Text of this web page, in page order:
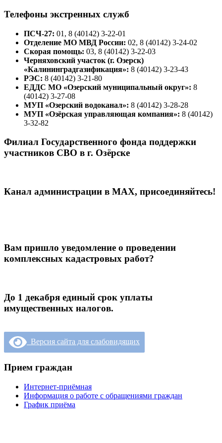
Телефоны экстренных служб
ПСЧ-27: 01, 8 (40142) 3-22-01
Отделение МО МВД России: 02, 8 (40142) 3-24-02
Скорая помощь: 03, 8 (40142) 3-22-03
Черняховский участок (г. Озерск)
«Калининградгазификация»: 8 (40142) 3-23-43
РЭС: 8 (40142) 3-21-80
ЕДДС МО «Озерский муниципальный округ»: 8
(40142) 3-27-08
МУП «Озерский водоканал»: 8 (40142) 3-28-28
МУП «Озёрская управляющая компания»: 8 (40142)
3-32-82
Филиал Государственного фонда поддержки
участников СВО в г. Озёрске
Канал администрации в МАХ, присоединяйтесь!
Вам пришло уведомление о проведении
комплексных кадастровых работ?
До 1 декабря единый срок уплаты
имущественных налогов.
Версия сайта для слабовидящих
Прием граждан
Интернет-приёмная
Информация о работе с обращениями граждан
График приёма